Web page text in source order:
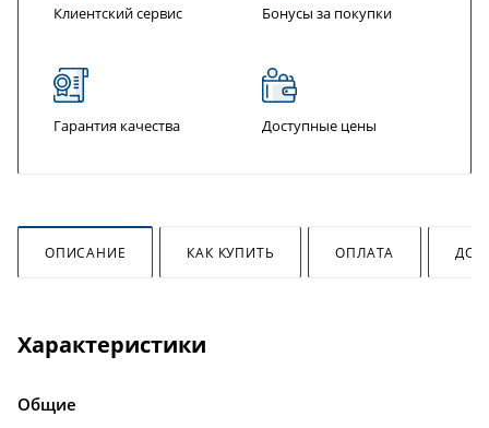
Клиентский сервис Бонусы за покупки
Гарантия качества Доступные цены
ОПИСАНИЕ КАК КУПИТЬ ОПЛАТА
Характеристики
Общие